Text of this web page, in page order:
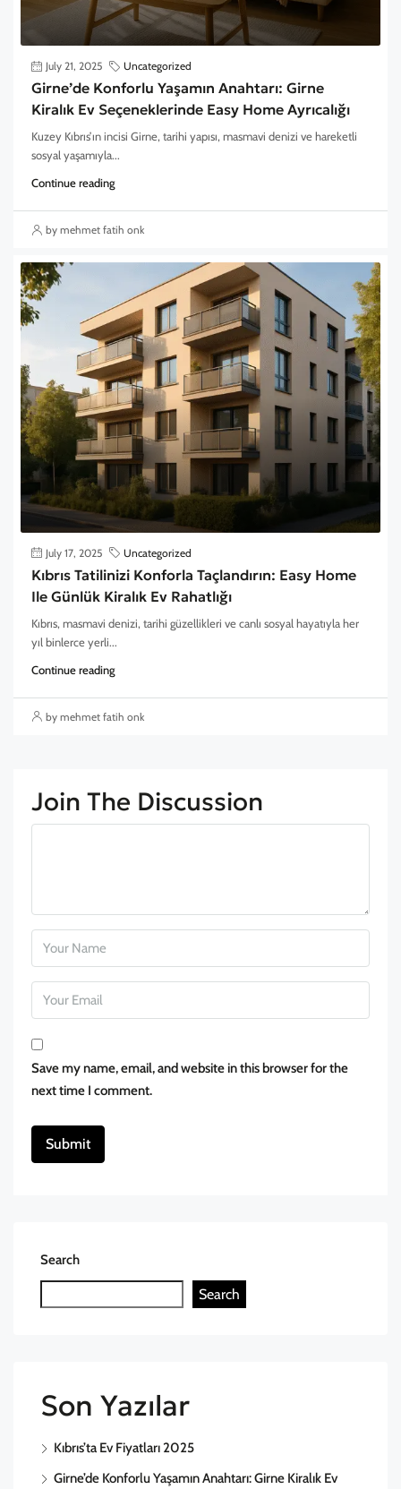
July 21, 2025 Uncategorized
Girne’de Konforlu Yaşamın Anahtarı: Girne
Kiralık Ev Seçeneklerinde Easy Home Ayrıcalığı
Kuzey Kıbrıs’ın incisi Girne, tarihi yapısı, masmavi denizi ve hareketli
sosyal yaşamıyla...
Continue reading
by mehmet fatih onk
July 17, 2025 Uncategorized
Kıbrıs Tatilinizi Konforla Taçlandırın: Easy Home
Ile Günlük Kiralık Ev Rahatlığı
Kıbrıs, masmavi denizi, tarihi güzellikleri ve canlı sosyal hayatıyla her
yıl binlerce yerli...
Continue reading
by mehmet fatih onk
Join The Discussion
Save my name, email, and website in this browser for the
next time I comment.
Search
Search
Son Yazılar
Kıbrıs’ta Ev Fiyatları 2025
Girne’de Konforlu Yaşamın Anahtarı: Girne Kiralık Ev